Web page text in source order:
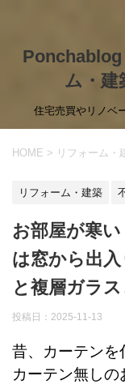
ム・建
住宅売買やリノベ
HOME > リフォーム・
リフォーム・建築
お部屋が寒
は窓から出
と複層ガラス
投稿日： 2025-11-13
昔、カーテンを
カーテン無し